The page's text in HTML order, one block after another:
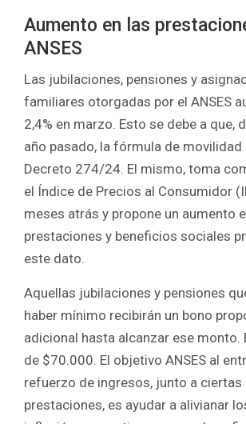
Aumento en las
ANSES
Las jubilaciones, pensiones y
familiares otorgadas por el ANSES
2,4% en marzo. Esto se debe a que,
año pasado, la fórmula de movilidad
Decreto 274/24. El mismo, toma
el Índice de Precios al Consumidor
meses atrás y propone un aumento
prestaciones y beneficios sociales
este dato.
Aquellas jubilaciones y pensiones
haber mínimo recibirán un bono
adicional hasta alcanzar ese monto.
de $70.000. El objetivo ANSES al
refuerzo de ingresos, junto a ciertas
prestaciones, es ayudar a alivianar